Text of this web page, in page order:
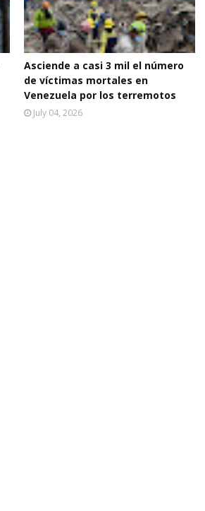
Asciende a casi 3 mil el número
de víctimas mortales en
Venezuela por los terremotos
July 04, 2026